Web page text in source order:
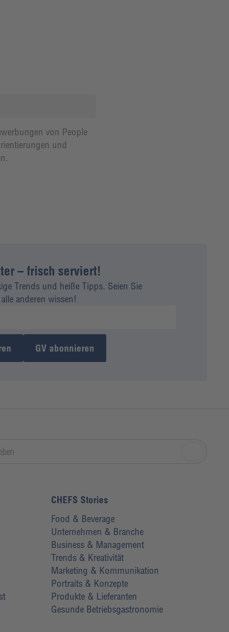
von People
und
– frisch serviert!
Trends und heiße Tipps. Seien Sie
anderen wissen!
GV abonnieren
CHEFS Stories
Food & Beverage
Unternehmen & Branche
Business & Management
Trends & Kreativität
Marketing & Kommunikation
Portraits & Konzepte
Produkte & Lieferanten
Gesunde Betriebsgastronomie